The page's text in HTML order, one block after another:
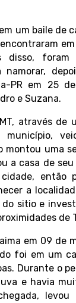
um baile de
disso,
namorar,
PR em 25
e Suzana.
através de
montou uma
a casa de
então
a
sitio e
de
em 09 de
foi em um
Durante o
e havia
levou